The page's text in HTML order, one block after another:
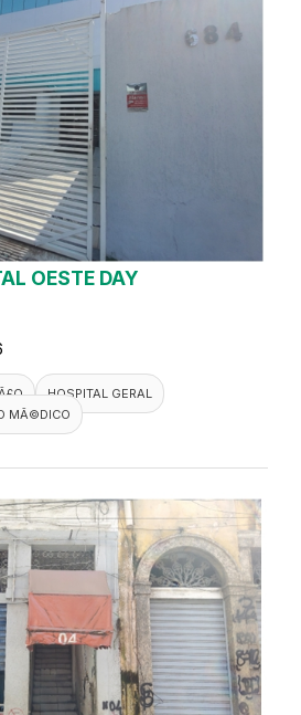
OESTE DAY
HOSPITAL GERAL
MÃ©DICO